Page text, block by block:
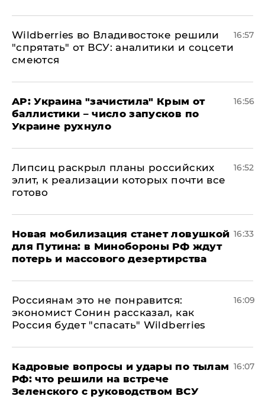
Wildberries во Владивостоке решили
"спрятать" от ВСУ: аналитики и соцсети
смеются
16:57
AP: Украина "зачистила" Крым от
баллистики – число запусков по
Украине рухнуло
16:56
Липсиц раскрыл планы российских
элит, к реализации которых почти все
готово
16:52
​Новая мобилизация станет ловушкой
для Путина: в Минобороны РФ ждут
потерь и массового дезертирства
16:33
Россиянам это не понравится:
экономист Сонин рассказал, как
Россия будет "спасать" Wildberries
16:09
Кадровые вопросы и удары по тылам
РФ: что решили на встрече
Зеленского с руководством ВСУ
16:07